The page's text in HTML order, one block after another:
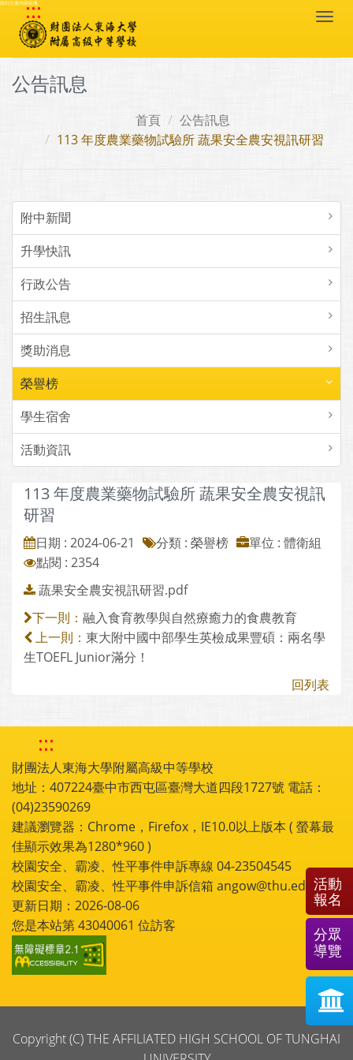
跳到主要內容區塊
:::
公告訊息
首頁
公告訊息
113 年度農業藥物試驗所 蔬果安全農安視訊研習
附中新聞
升學快訊
行政公告
招生訊息
獎助消息
榮譽榜
學生宿舍
活動資訊
113 年度農業藥物試驗所 蔬果安全農安視訊
研習
日期 : 2024-06-21 分類 : 榮譽榜
單位 : 體衛組
點閱 : 2354
蔬果安全農安視訊研習.pdf
下一則： 融入食育教學與自然療癒力的食農教育
上一則： 東大附中國中部學生英檢成果豐碩：兩名學
生TOEFL Junior滿分！
回列表
:::
財團法人東海大學附屬高級中等學校
地址：407224臺中市西屯區臺灣大道四段1727號 電話：
(04)23590269
建議瀏覽器：Chrome，Firefox，IE10.0以上版本 ( 螢幕最
佳顯示效果為1280*960 )
校園安全、霸凌、性平事件申訴專線 04-23504545
校園安全、霸凌、性平事件申訴信箱 angow@thu.edu.tw
更新日期：2026-08-06
您是本站第43040061 位訪客
Copyright (C) THE AFFILIATED HIGH SCHOOL OF TUNGHAI
活動
報名
分眾
導覽